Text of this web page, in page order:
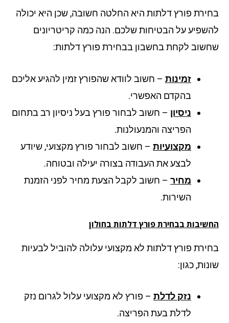
פורץ דלתות היא החלטה חשובה, שכן היא יכולה
על הבטיחות שלכם. הנה כמה קריטריונים
לקחת בחשבון בבחירת פורץ דלתות:
זמינות– חשוב לוודא שהפורץ זמין להגיע אליכם
בהקדם האפשרי.
ניסיון– חשוב לבחור פורץ בעל ניסיון רב בתחום
הפריצה והמנעולנות.
מקצועיות– חשוב לבחור פורץ מקצועי, שיודע
לבצע את העבודה בצורה יעילה ובטוחה.
מחיר– חשוב לקבל הצעת מחיר לפני הזמנת
השירות.
בבחירת פורץ דלתות בחולון
פורץ דלתות לא מקצועי עלולה להוביל לבעיות
כגון:
נזק לדלת– פורץ לא מקצועי עלול לגרום נזק
לדלת בעת הפריצה.